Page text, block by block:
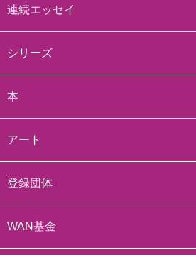
連続エッセイ
シリーズ
本
アート
登録団体
WAN基金